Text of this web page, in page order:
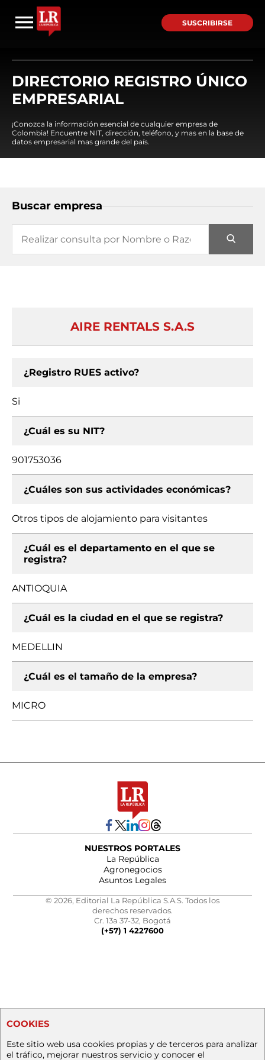
SUSCRIBIRSE
DIRECTORIO REGISTRO ÚNICO
EMPRESARIAL
¡Conozca la información esencial de cualquier empresa de
Colombia! Encuentre NIT, dirección, teléfono, y mas en la base de
datos empresarial mas grande del país.
Buscar empresa
AIRE RENTALS S.A.S
¿Registro RUES activo?
Si
¿Cuál es su NIT?
901753036
¿Cuáles son sus actividades económicas?
Otros tipos de alojamiento para visitantes
¿Cuál es el departamento en el que se
registra?
ANTIOQUIA
¿Cuál es la ciudad en el que se registra?
MEDELLIN
¿Cuál es el tamaño de la empresa?
MICRO
NUESTROS PORTALES
La República
Agronegocios
Asuntos Legales
© 2026, Editorial La República S.A.S. Todos los
derechos reservados.
Cr. 13a 37-32, Bogotá
(+57) 1 4227600
COOKIES
Este sitio web usa cookies propias y de terceros para analizar
el tráfico, mejorar nuestros servicio y conocer el